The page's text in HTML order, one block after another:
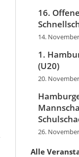
16.
14.
1.
(U20)
20.
26.
Alle